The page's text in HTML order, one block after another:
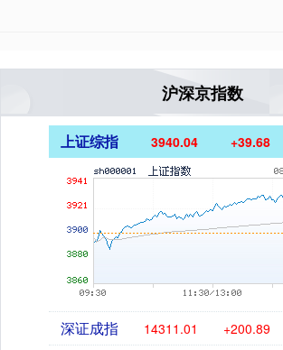
沪深京指数
上证综指 3940.04 +39.68
深证成指 14311.01 +200.89